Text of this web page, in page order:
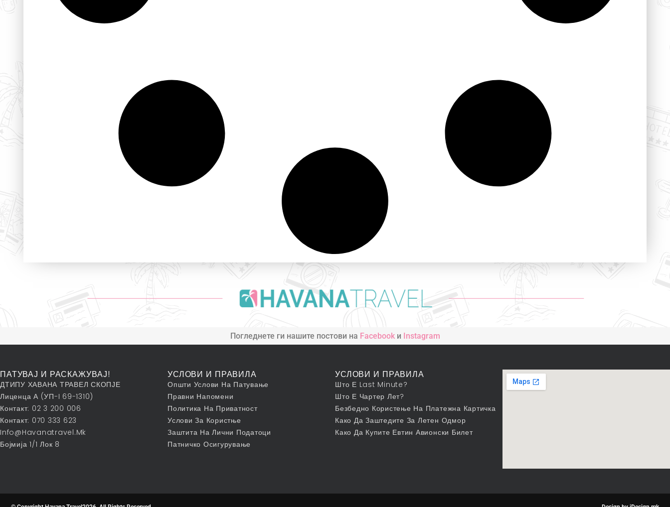
Погледнете ги нашите постови на Facebookи Instagram
ПАТУВАЈ И РАСКАЖУВАЈ!
ДТИПУ ХАВАНА ТРАВЕЛ СКОПЈЕ
Лиценца А (УП-I 69-1310)
Контакт: 02 3 200 006
Контакт: 070 333 623
Info@havanatravel.mk
Бојмија 1/1 Лок 8
УСЛОВИ И ПРАВИЛА
Општи Услови На Патување
Правни Напомени
Политика На Приватност
Услови За Користње
Заштита На Лични Податоци
Патничко Осигурување
УСЛОВИ И ПРАВИЛА
Што Е Last Minute?
Што Е Чартер Лет?
Безбедно Користење На Платежна Картичка
Како Да Заштедите За Летен Одмор
Како Да Купите Евтин Авионски Билет